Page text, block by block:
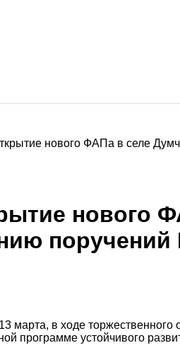
нового ФАПа в селе
поручений
марта, в ходе торжественного
программе устойчивого